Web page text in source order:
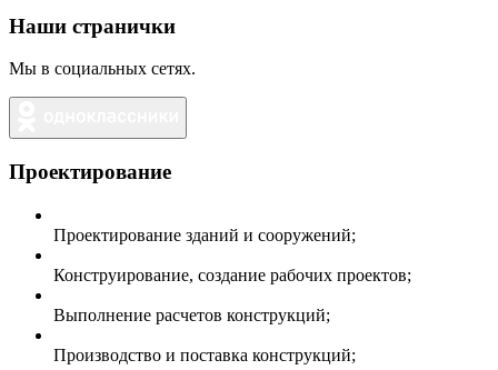
Наши странички
Мы в социальных сетях.
Проектирование
Проектирование зданий и сооружений;
Конструирование, создание рабочих проектов;
Выполнение расчетов конструкций;
Производство и поставка конструкций;